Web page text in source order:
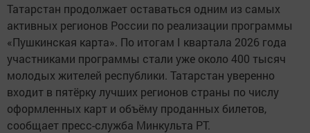
Татарстан продолжает оставаться одним из самых
активных регионов России по реализации программы
«Пушкинская карта». По итогам I квартала 2026 года
участниками программы стали уже около 400 тысяч
молодых жителей республики. Татарстан уверенно
входит в пятёрку лучших регионов страны по числу
оформленных карт и объёму проданных билетов,
сообщает пресс-служба Минкульта РТ.